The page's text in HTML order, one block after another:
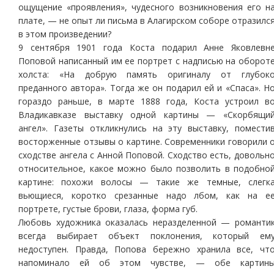
ощущение «проявления», чудесного возникновения его
плате, — не опыт ли письма в Алагирском соборе
в этом произведении?
9 сентября 1901 года Коста подарил Анне
Поповой написанный им ее портрет с надписью на
холста: «На добрую память оригиналу от
преданного автора». Тогда же он подарил ей и «Спаса».
гораздо раньше, в марте 1888 года, Коста устроил
Владикавказе выставку одной картины —
ангел». Газеты откликнулись на эту выставку,
восторженные отзывы о картине. Современники говорили
сходстве ангела с Анной Поповой. Сходство есть,
относительное, какое можно было позволить в
картине: похожи волосы — такие же темные,
вьющиеся, коротко срезанные надо лбом, как на
портрете, густые брови, глаза, форма губ.
Любовь художника оказалась неразделенной —
всегда выбирает объект поклонения, который
недоступен. Правда, Попова бережно хранила все,
напоминало ей об этом чувстве, — обе